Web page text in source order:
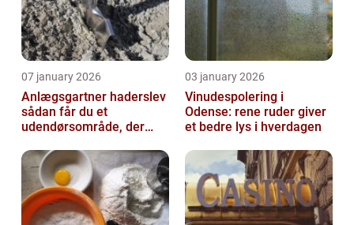
07 january 2026
Anlægsgartner haderslev
sådan får du et
udendørsområde, der
03 january 2026
Vinudespolering i
Odense: rene ruder giver
et bedre lys i hverdagen